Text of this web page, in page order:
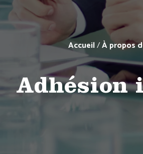
Accueil/À propos
Adhésion